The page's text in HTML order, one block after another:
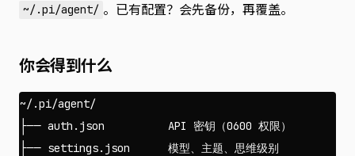
~/.pi/agent/ 。已有配置？会先备份，再覆盖。
你会得到什么
~/.pi/agent/
├── auth.json          API 密钥（0600 权限）
├── settings.json      模型、主题、思维级别